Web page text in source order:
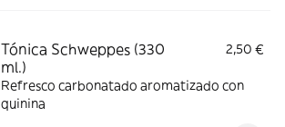
Tónica Schweppes (330
ml.)
2,50 €
Refresco carbonatado aromatizado con
quinina